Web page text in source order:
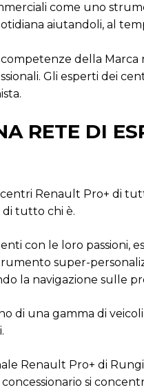
come uno
aiutandoli, al
della Marca
Gli esperti dei
RETE DI
Renault Pro+ di
di tutto chi è.
con le loro passioni,
super-
la navigazione sulle
di una gamma di
Renault Pro+ di
si